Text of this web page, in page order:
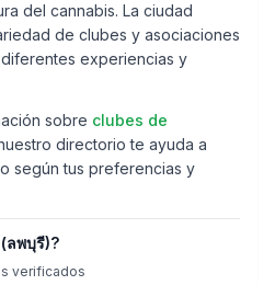
del cannabis. La ciudad
de clubes y asociaciones
experiencias y
sobre clubes de
nuestro directorio te ayuda a
según tus preferencias y
ลพบุรี)?
verificados